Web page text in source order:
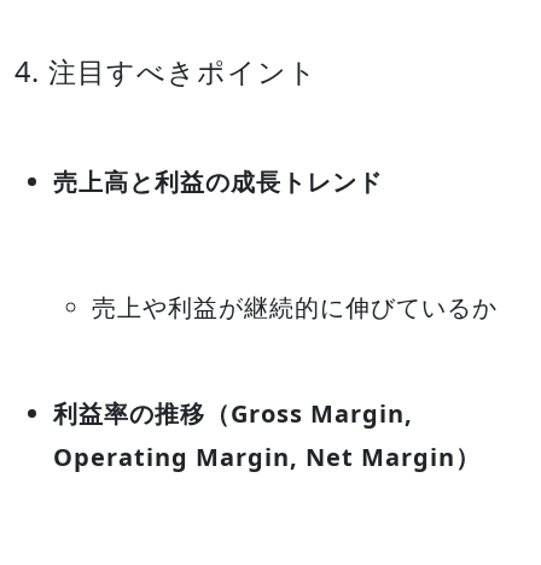
4. 注目すべきポイント
売上高と利益の成長トレンド
売上や利益が継続的に伸びているか
利益率の推移（Gross Margin,
Operating Margin, Net Margin）